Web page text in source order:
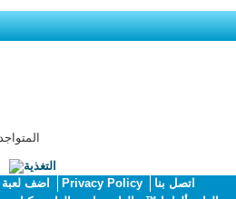
المتواجدين الان:
اضف لعبة Privacy Policy
اتصل بنا